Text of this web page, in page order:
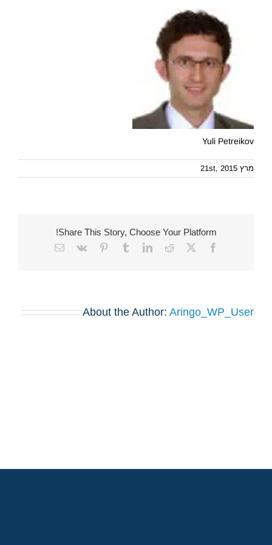
Yuli Petreikov
מרץ 21st, 2015
Share This Story, Choose Your Platform!
Facebook
X
Reddit
LinkedIn
Tumblr
Pinterest
Vk
Email
About the Author: Aringo_WP_User